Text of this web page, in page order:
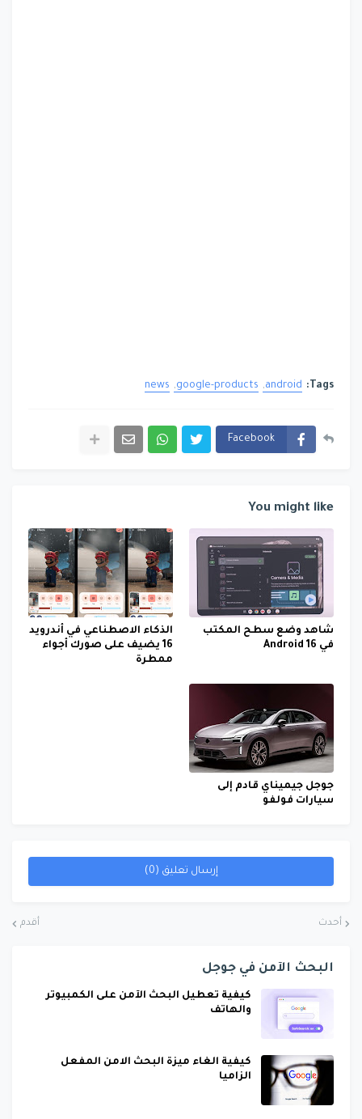
Tags:
android
google-products
news
Facebook
You might like
شاهد وضع سطح المكتب
في Android 16
الذكاء الاصطناعي في أندرويد
16 يضيف على صورك أجواء
ممطرة
جوجل جيميناي قادم إلى
سيارات فولفو
إرسال تعليق (0)
أحدث أقدم
البحث الآمن في جوجل
كيفية تعطيل البحث الآمن على الكمبيوتر
والهاتف
كيفية الغاء ميزة البحث الامن المفعل
الزاميا